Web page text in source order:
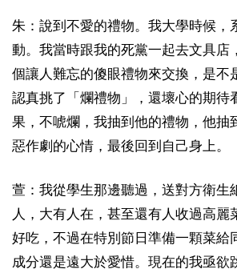
朱：說到不愛的禮物。我大學時候，
動。我當時跟我的死黨一起去文具店
個讓人難忘的傻眼禮物來交換，是不
認真挑了「爛禮物」，還壞心的期待
果，不唬爛，我抽到他的禮物，他抽
惡作劇的心情，最後回到自己身上。
萱：我從學生那邊聽過，送對方衛生
人，大有人在，甚至還有人收過高麗
好吃，不過在特別節日準備一顆菜給
成分還是遠大於愛惜。現在的我亟欲